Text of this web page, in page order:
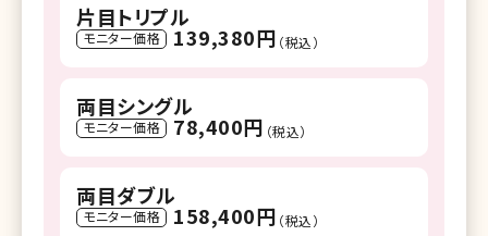
片目トリプル
モニター価格 139,380円 （税込）
両目シングル
モニター価格 78,400円 （税込）
両目ダブル
モニター価格 158,400円 （税込）